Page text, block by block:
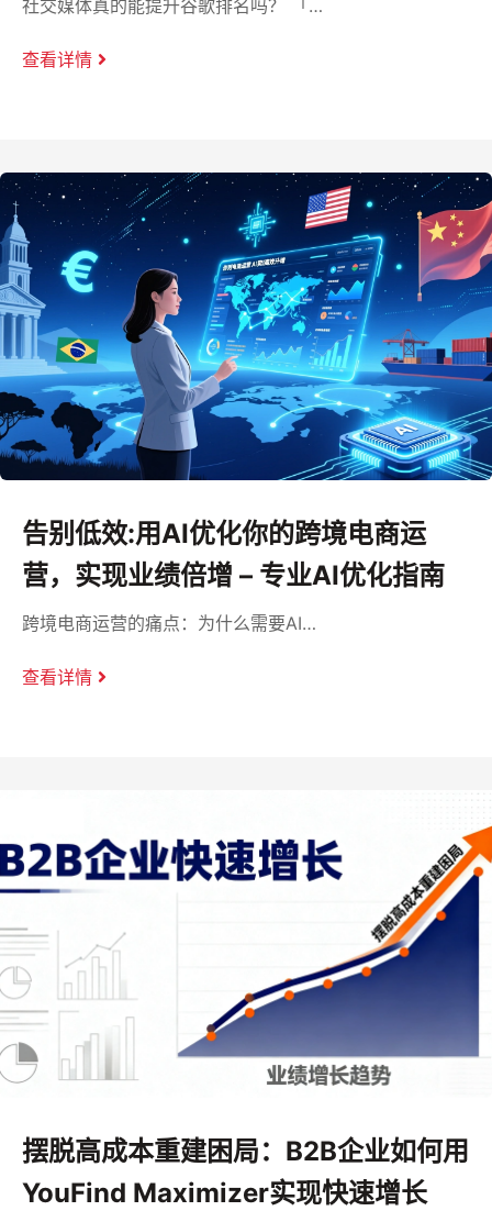
社交媒体真的能提升谷歌排名吗？ 「…
查看详情
告别低效:用AI优化你的跨境电商运
营，实现业绩倍增 – 专业AI优化指南
跨境电商运营的痛点：为什么需要AI…
查看详情
摆脱高成本重建困局：B2B企业如何用
YouFind Maximizer实现快速增长